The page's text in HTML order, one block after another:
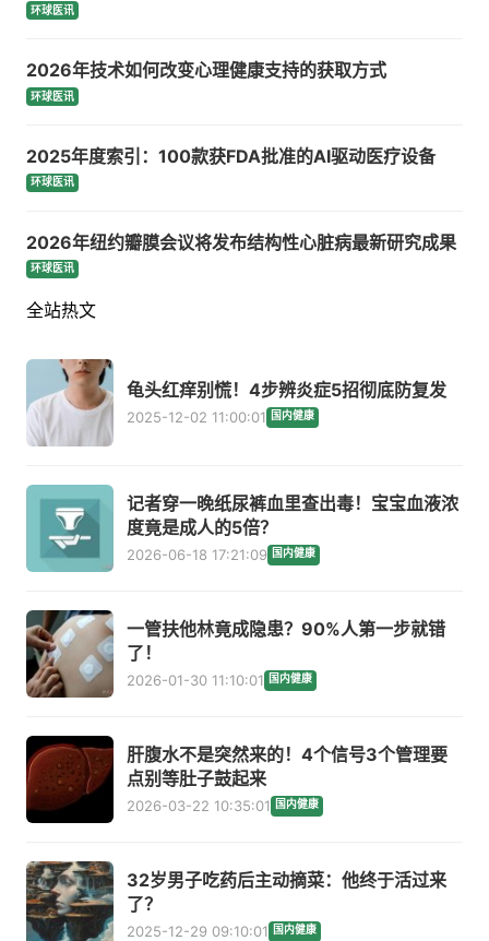
环球医讯
2026年技术如何改变心理健康支持的获取方式
环球医讯
2025年度索引：100款获FDA批准的AI驱动医疗设备
环球医讯
2026年纽约瓣膜会议将发布结构性心脏病最新研究成果
环球医讯
全站热文
龟头红痒别慌！4步辨炎症5招彻底防复发
2025-12-02 11:00:01 国内健康
记者穿一晚纸尿裤血里查出毒！宝宝血液浓
度竟是成人的5倍？
2026-06-18 17:21:09 国内健康
一管扶他林竟成隐患？90%人第一步就错
了！
2026-01-30 11:10:01 国内健康
肝腹水不是突然来的！4个信号3个管理要
点别等肚子鼓起来
2026-03-22 10:35:01 国内健康
32岁男子吃药后主动摘菜：他终于活过来
了？
2025-12-29 09:10:01 国内健康